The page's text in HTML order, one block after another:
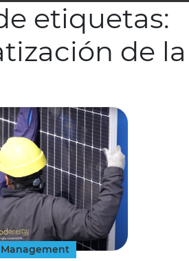
etiquetas:
de la
Management